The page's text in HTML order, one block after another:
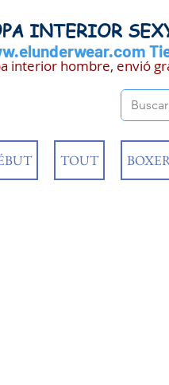
INTERIOR
interior hombre, envió
TOUT